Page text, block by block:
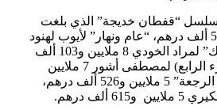
“قفطان خديجة” الذي بلغت
ميزانيته 10 ملايين و534 ألف درهم، “عام ونهار” لأيوب لهنود
9 ملايين درهم، “أنا وياك” لمراد الخودي 8 ملايين و103 ألف
درهم، “بابا علي” (الجزء الرابع) لمصطفى أشور 7 ملايين
و760 ألف درهم، “خط الرجعة” 5 ملايين و526 ألف درهم،
درهم.